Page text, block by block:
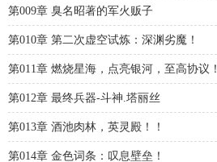
第009章 臭名昭著的军火贩子
第010章 第二次虚空试炼：深渊劣魔！
第011章 燃烧星海，点亮银河，至高协议！
第012章 最终兵器-斗神.塔丽丝
第013章 酒池肉林，英灵殿！！
第014章 金色词条：叹息壁垒！